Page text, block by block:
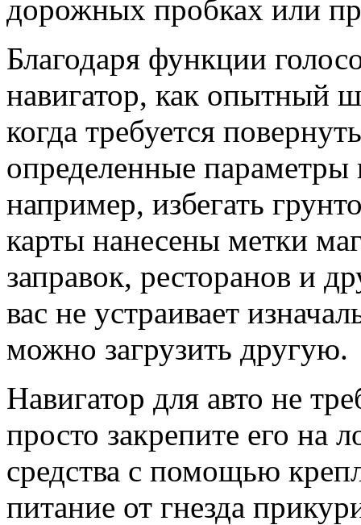
дорожных пробках или
Благодаря функции
навигатор, как опытный
когда требуется
определенные
например, избегать
карты нанесены метки
заправок, ресторанов и
вас не устраивает
можно загрузить другую.
Навигатор для авто не
просто закрепите его на
средства с помощью
питание от гнезда